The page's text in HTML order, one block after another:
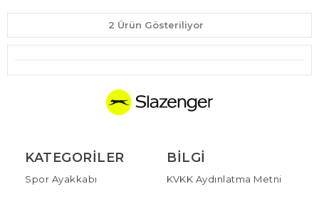
2 Ürün Gösteriliyor
KATEGORILER
Spor Ayakkabı
BILGI
KVKK Aydınlatma Metni